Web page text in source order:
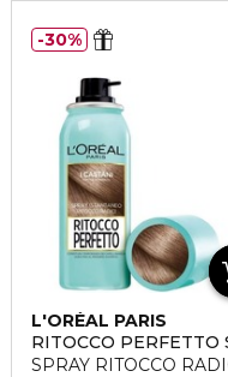
L'ORÉAL PARIS
RITOCCO PERFETTO
SPRAY RITOCCO
30%